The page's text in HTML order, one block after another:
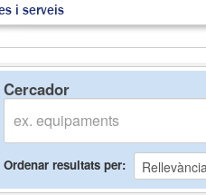
i serveis
Cercador
Ordenar resultats per